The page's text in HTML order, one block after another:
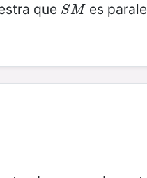
que SM
SM es